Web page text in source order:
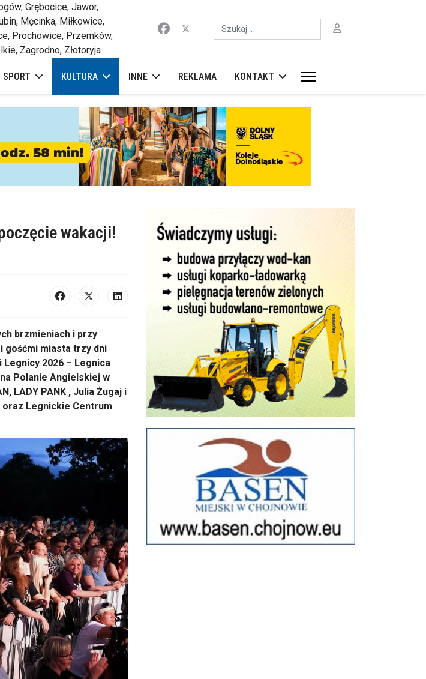
Grębocice, Jawor,
Męcinka, Miłkowice,
Prochowice, Przemków,
Zagrodno, Złotoryja
Szukaj
SPORT KULTURA INNE REKLAMA KONTAKT
wakacji!
brzmieniach i przy
gośćmi miasta trzy dni
2026 – Legnica
Polanie Angielskiej w
LADY PANK , Julia Żugaj i
oraz Legnickie Centrum